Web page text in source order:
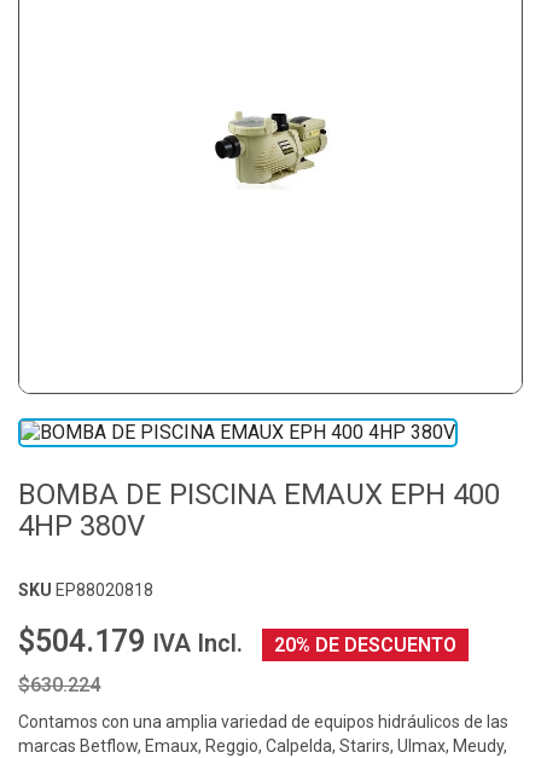
BOMBA DE PISCINA EMAUX EPH 400
4HP 380V
SKU EP88020818
$504.179 IVA Incl.
20% DE DESCUENTO
$630.224
Contamos con una amplia variedad de equipos hidráulicos de las
marcas Betflow, Emaux, Reggio, Calpelda, Starirs, Ulmax, Meudy,